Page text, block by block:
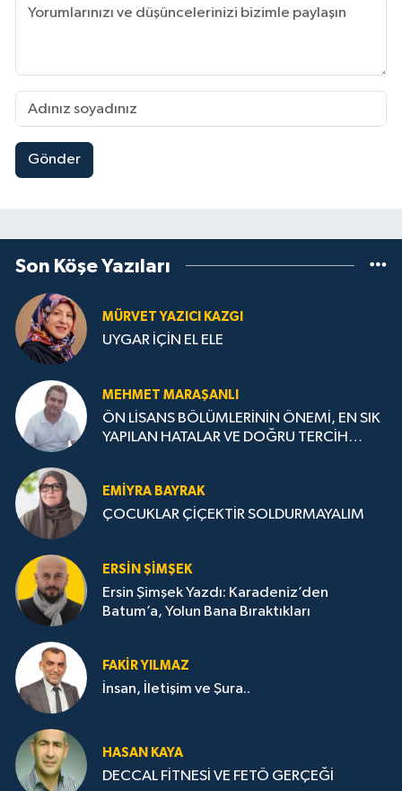
Gönder
Son Köşe Yazıları
MÜRVET YAZICI KAZGI
UYGAR İÇİN EL ELE
MEHMET MARAŞANLI
ÖN LİSANS BÖLÜMLERİNİN ÖNEMİ, EN SIK
YAPILAN HATALAR VE DOĞRU TERCİH
EMIYRA BAYRAK
ÇOCUKLAR ÇİÇEKTİR SOLDURMAYALIM
ERSIN ŞIMŞEK
Ersin Şimşek Yazdı: Karadeniz’den
Batum’a, Yolun Bana Bıraktıkları
FAKIR YILMAZ
İnsan, İletişim ve Şura..
HASAN KAYA
DECCAL FİTNESİ VE FETÖ GERÇEĞİ